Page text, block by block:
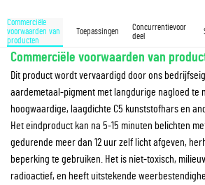
Commerciële
voorwaarden van
producten
Toepassingen
Concurrentievoor
deel
Commerciële voorwaarden van
Dit product wordt vervaardigd door ons
aardemetaal-pigment met langdurige nagloed te
hoogwaardige, laagdichte C5 kunststofhars en
Het eindproduct kan na 5-15 minuten belichten
gedurende meer dan 12 uur zelf licht afgeven,
beperking te gebruiken. Het is niet-toxisch,
radioactief, en heeft uitstekende